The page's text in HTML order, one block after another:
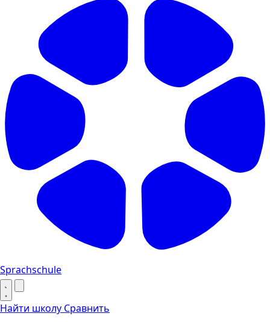
Sprachschule
Найти школу Сравнить